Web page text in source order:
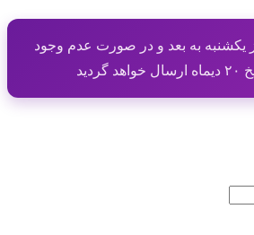
یکشنبه به بعد و در صورت عدم وجود